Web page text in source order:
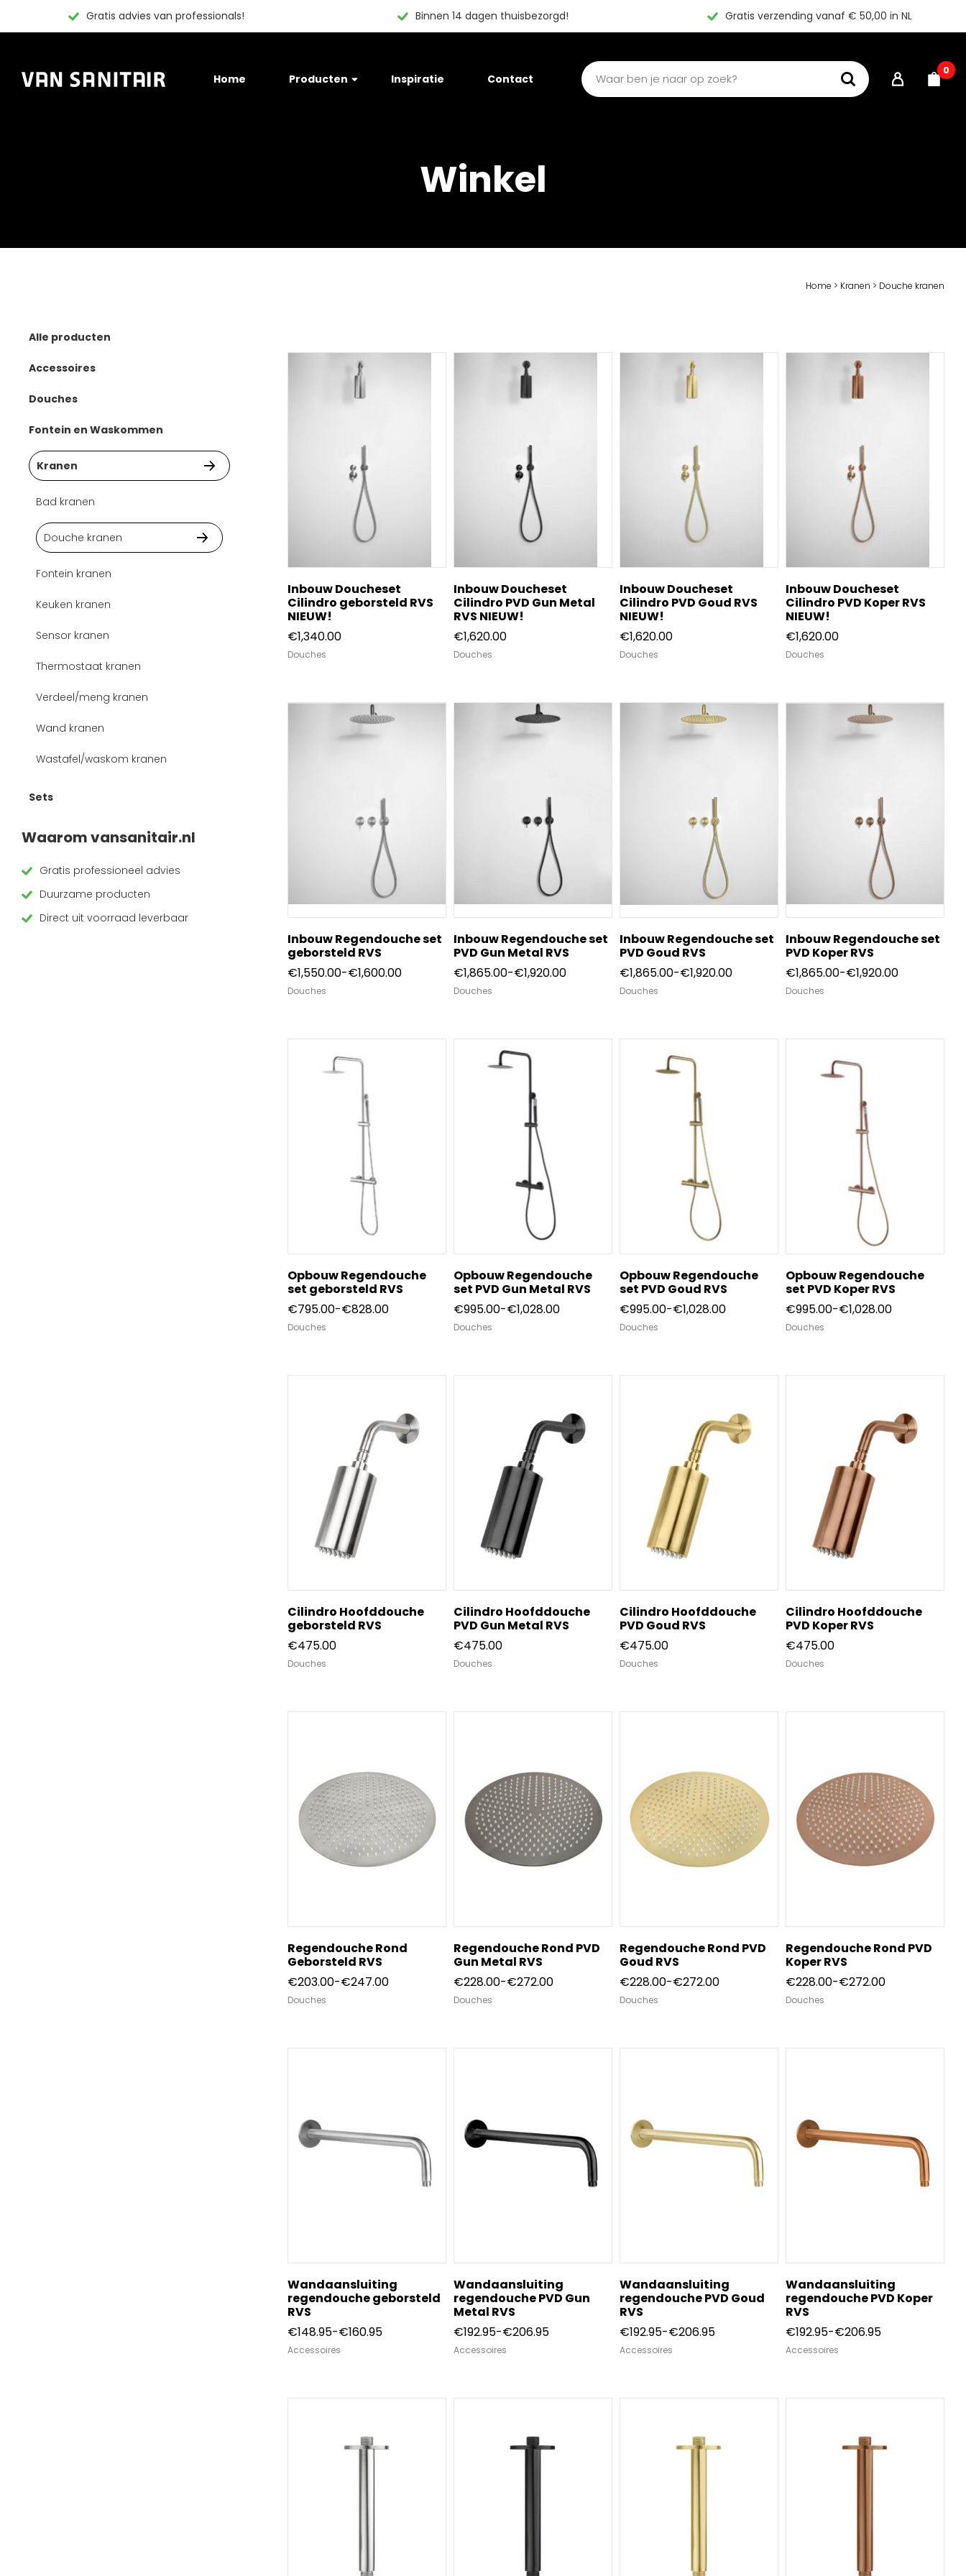
Gratis advies van professionals! Binnen 14 dagen thuisbezorgd! Gratis verzending vanaf € 50,00 in NL
Home Producten Inspiratie Contact
0
Winkel
Home > Kranen > Douche kranen
Alle producten
Accessoires
Bad
Douche
Toilet
Wastafel
Douches
Handdouches
Hoofddouches
Regendouches sets
Fontein en Waskommen
Fonteinset
Waskommen
Kranen
Bad kranen
Douche kranen
Fontein kranen
Keuken kranen
Sensor kranen
Thermostaat kranen
Verdeel/meng kranen
Wand kranen
Wastafel/waskom kranen
Sets
Handdoucheset
Waarom vansanitair.nl
Gratis professioneel advies
Duurzame producten
Direct uit voorraad leverbaar
Inbouw Doucheset
Cilindro geborsteld RVS
NIEUW!
€1,340.00
Douches
Inbouw Doucheset
Cilindro PVD Gun Metal
RVS NIEUW!
€1,620.00
Douches
Inbouw Doucheset
Cilindro PVD Goud RVS
NIEUW!
€1,620.00
Douches
Inbouw Doucheset
Cilindro PVD Koper RVS
NIEUW!
€1,620.00
Douches
Inbouw Regendouche set
geborsteld RVS
€1,550.00-€1,600.00Prijsklasse:
€1,550.00
Douches
Inbouw Regendouche set
PVD Gun Metal RVS
€1,865.00-€1,920.00Prijsklasse:
Douches
Inbouw Regendouche set
PVD Goud RVS
€1,865.00-€1,920.00Prijsklasse:
Douches
Inbouw Regendouche set
PVD Koper RVS
€1,865.00-€1,920.00Prijsklasse:
Douches
Opbouw Regendouche
set geborsteld RVS
€795.00-€828.00Prijsklasse:
Douches
Opbouw Regendouche
set PVD Gun Metal RVS
€995.00-€1,028.00Prijsklasse:
Douches
Opbouw Regendouche
set PVD Goud RVS
€995.00-€1,028.00Prijsklasse:
Douches
Opbouw Regendouche
set PVD Koper RVS
€995.00-€1,028.00Prijsklasse:
Douches
Cilindro Hoofddouche
geborsteld RVS
€475.00
Douches
Cilindro Hoofddouche
PVD Gun Metal RVS
€475.00
Douches
Cilindro Hoofddouche
PVD Goud RVS
€475.00
Douches
Cilindro Hoofddouche
PVD Koper RVS
€475.00
Douches
Regendouche Rond
Geborsteld RVS
€203.00-€247.00Prijsklasse:
Douches
Regendouche Rond PVD
Gun Metal RVS
€228.00-€272.00Prijsklasse:
Douches
Regendouche Rond PVD
Goud RVS
€228.00-€272.00Prijsklasse:
Douches
Regendouche Rond PVD
Koper RVS
€228.00-€272.00Prijsklasse:
Douches
Wandaansluiting
regendouche geborsteld
RVS
€148.95-€160.95Prijsklasse:
Accessoires
Wandaansluiting
regendouche PVD Gun
Metal RVS
€192.95-€206.95Prijsklasse:
Accessoires
Wandaansluiting
regendouche PVD Goud
RVS
€192.95-€206.95Prijsklasse:
Accessoires
Wandaansluiting
regendouche PVD Koper
RVS
€192.95-€206.95Prijsklasse:
Accessoires